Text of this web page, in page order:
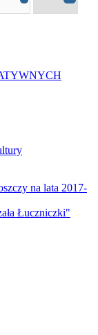
na lata 2017-
Łuczniczki"